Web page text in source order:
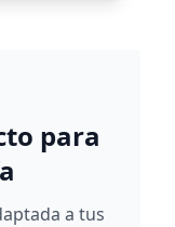
para
a tus